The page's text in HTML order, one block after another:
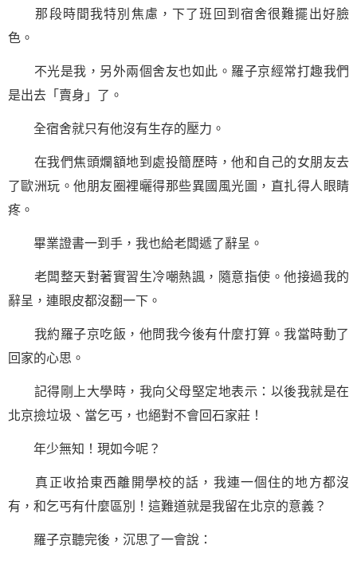
那段時間我特別焦慮，下了班回到宿舍很難擺出好臉
色。
不光是我，另外兩個舍友也如此。羅子京經常打趣我們
是出去「賣身」了。
全宿舍就只有他沒有生存的壓力。
在我們焦頭爛額地到處投簡歷時，他和自己的女朋友去
了歐洲玩。他朋友圈裡曬得那些異國風光圖，直扎得人眼睛
疼。
畢業證書一到手，我也給老闆遞了辭呈。
老闆整天對著實習生冷嘲熱諷，隨意指使。他接過我的
辭呈，連眼皮都沒翻一下。
我約羅子京吃飯，他問我今後有什麼打算。我當時動了
回家的心思。
記得剛上大學時，我向父母堅定地表示：以後我就是在
北京撿垃圾、當乞丐，也絕對不會回石家莊！
年少無知！現如今呢？
真正收拾東西離開學校的話，我連一個住的地方都沒
有，和乞丐有什麼區別！這難道就是我留在北京的意義？
羅子京聽完後，沉思了一會說：